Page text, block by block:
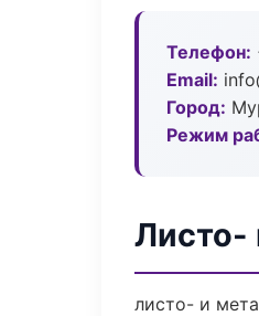
Телефон:
Email:
Город:
Режим
Листо-
листо- и